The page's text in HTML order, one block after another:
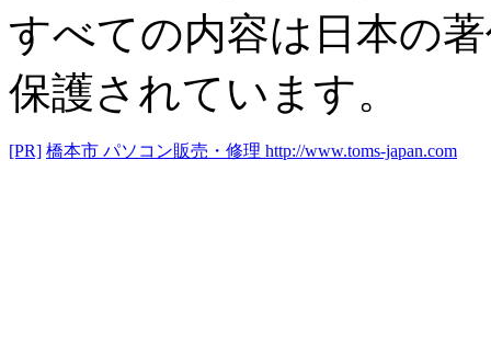
すべての内容は日本の
保護されています。
[PR] 橋本市 パソコン販売・修理 http://www.toms-japan.com